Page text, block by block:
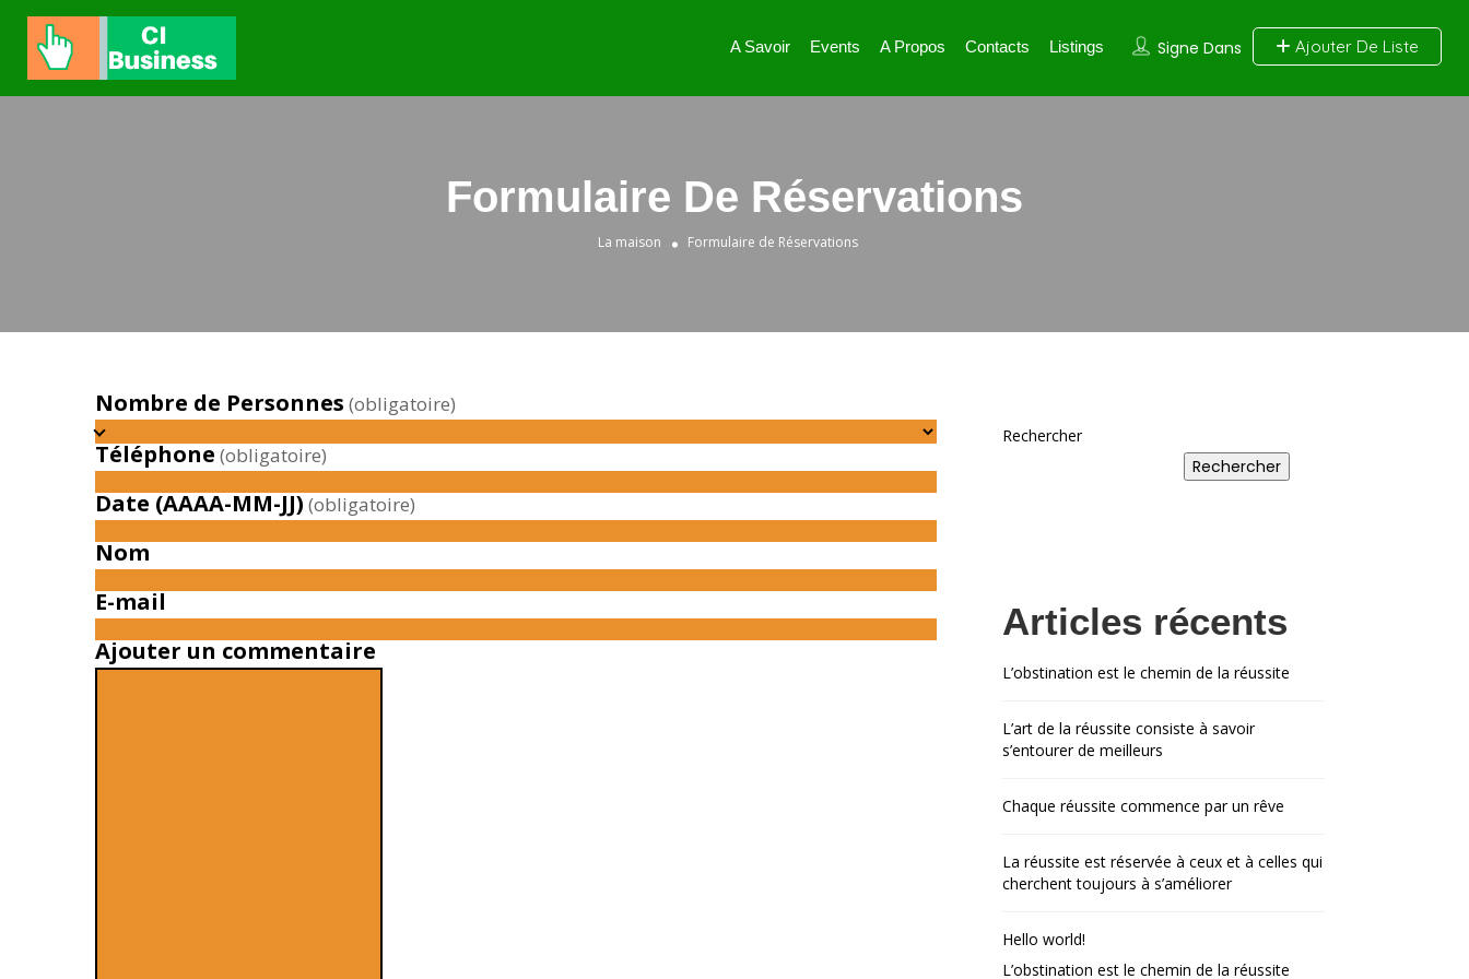
Signe Dans Ajouter De Liste
A Savoir Events A Propos Contacts Listings
Formulaire De Réservations
La maison Formulaire de Réservations
Nombre de Personnes (obligatoire)
Téléphone(obligatoire)
Date (AAAA-MM-JJ)(obligatoire)
Nom
E-mail
Ajouter un commentaire
Rechercher
Rechercher
Articles récents
L’obstination est le chemin de la réussite
L’art de la réussite consiste à savoir
s’entourer de meilleurs
Chaque réussite commence par un rêve
La réussite est réservée à ceux et à celles qui
cherchent toujours à s’améliorer
Hello world!
L’obstination est le chemin de la réussite